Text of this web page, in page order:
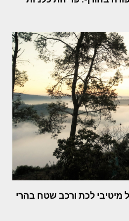
מיטיבי לכת ורכב שטח בהרי